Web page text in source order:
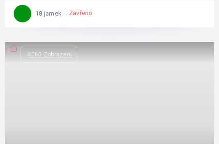
18 jamek Zavřeno
4060 Zobrazení